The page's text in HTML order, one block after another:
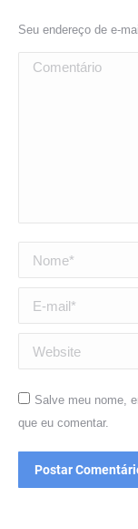
Seu endereço de e-
Comentário
Nome *
E-mail *
Website
Salve meu nome,
que eu comentar.
Postar